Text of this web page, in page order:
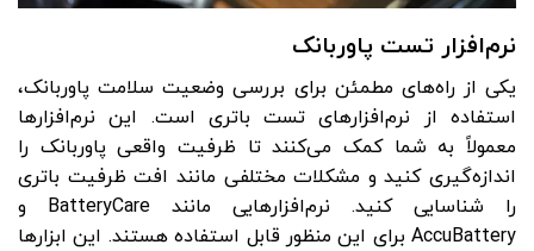
نرم‌افزار تست پاوربانک
یکی از راه‌های مطمئن برای بررسی وضعیت سلامت پاوربانک،
استفاده از نرم‌افزارهای تست باتری است. این نرم‌افزارها
معمولاً به شما کمک می‌کنند تا ظرفیت واقعی پاوربانک را
اندازه‌گیری کنید و مشکلات مختلفی مانند افت ظرفیت باتری
را شناسایی کنید. نرم‌افزارهایی مانند BatteryCare و
AccuBattery برای این منظور قابل استفاده هستند. این ابزارها